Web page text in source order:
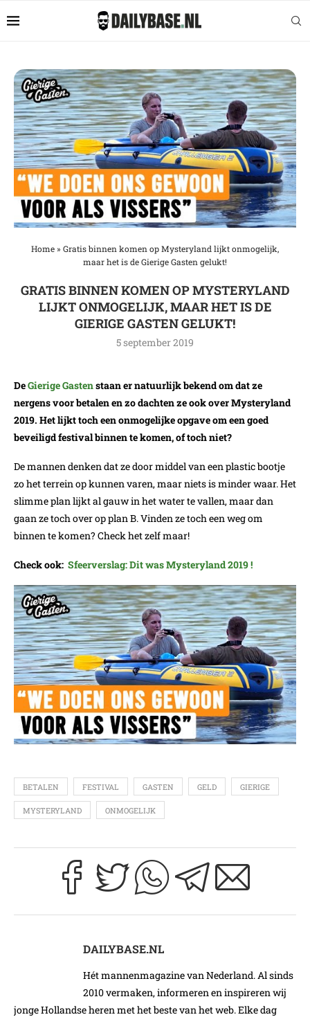
Home» Gratis binnen komen op Mysteryland lijkt onmogelijk,
maar het is de Gierige Gasten gelukt!
GRATIS BINNEN KOMEN OP MYSTERYLAND
LIJKT ONMOGELIJK, MAAR HET IS DE
GIERIGE GASTEN GELUKT!
5 september 2019
DeGierige Gastenstaan er natuurlijk bekend om dat ze
nergens voor betalen en zo dachten ze ook over Mysteryland
2019. Het lijkt toch een onmogelijke opgave om een goed
beveiligd festival binnen te komen, of toch niet?
De mannen denken dat ze door middel van een plastic bootje
zo het terrein op kunnen varen, maar niets is minder waar. Het
slimme plan lijkt al gauw in het water te vallen, maar dan
gaan ze toch over op plan B. Vinden ze toch een weg om
binnen te komen? Check het zelf maar!
Check ook: Sfeerverslag: Dit was Mysteryland 2019 !
BETALEN FESTIVAL GASTEN GELD GIERIGE
MYSTERYLAND ONMOGELIJK
DAILYBASE.NL
Hét mannenmagazine van Nederland. Al sinds
2010 vermaken, informeren en inspireren wij
jonge Hollandse heren met het beste van het web. Elke dag